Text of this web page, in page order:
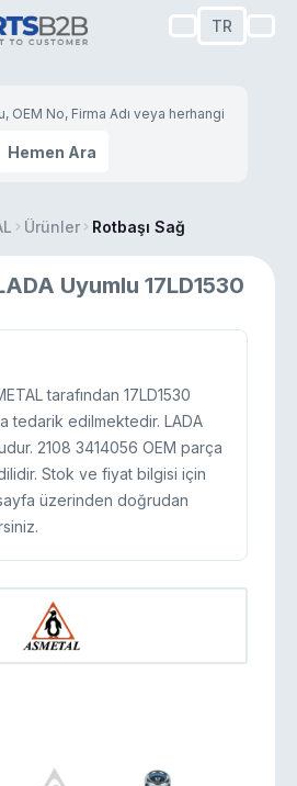
TR
Hemen Ara
Ürünler Rotbaşı Sağ
Uyumlu 17LD1530
tarafından 17LD1530
tedarik edilmektedir. LADA
2108 3414056 OEM parça
Stok ve fiyat bilgisi için
üzerinden doğrudan